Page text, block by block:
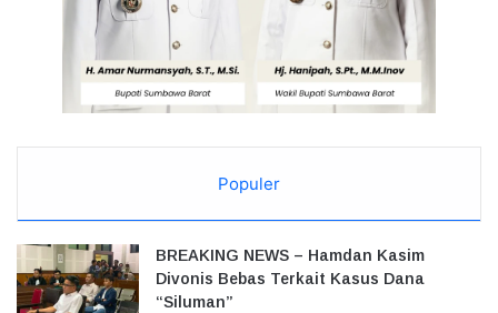
Populer
BREAKING NEWS – Hamdan Kasim
Divonis Bebas Terkait Kasus Dana
“Siluman”